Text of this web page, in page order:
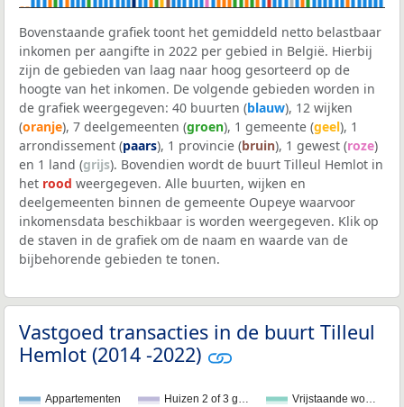
Bovenstaande grafiek toont het gemiddeld netto belastbaar
inkomen per aangifte in 2022 per gebied in België. Hierbij
zijn de gebieden van laag naar hoog gesorteerd op de
hoogte van het inkomen. De volgende gebieden worden in
de grafiek weergegeven: 40 buurten (blauw), 12 wijken
(oranje), 7 deelgemeenten (groen), 1 gemeente (geel), 1
arrondissement (paars), 1 provincie (bruin), 1 gewest (roze)
en 1 land (grijs). Bovendien wordt de buurt Tilleul Hemlot in
het rood weergegeven. Alle buurten, wijken en
deelgemeenten binnen de gemeente Oupeye waarvoor
inkomensdata beschikbaar is worden weergegeven. Klik op
de staven in de grafiek om de naam en waarde van de
bijbehorende gebieden te tonen.
Vastgoed transacties in de buurt Tilleul
Hemlot (2014 -2022)
Appartementen Huizen 2 of 3 g… Vrijstaande wo…